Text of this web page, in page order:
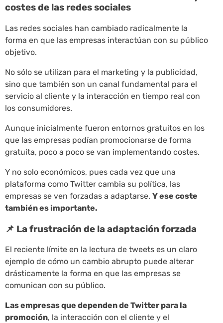
costes de las redes sociales
Las redes sociales han cambiado radicalmente la
forma en que las empresas interactúan con su público
objetivo.
No sólo se utilizan para el marketing y la publicidad,
sino que también son un canal fundamental para el
servicio al cliente y la interacción en tiempo real con
los consumidores.
Aunque inicialmente fueron entornos gratuitos en los
que las empresas podían promocionarse de forma
gratuita, poco a poco se van implementando costes.
Y no solo económicos, pues cada vez que una
plataforma como Twitter cambia su política, las
empresas se ven forzadas a adaptarse. Y ese coste
también es importante.
📌 La frustración de la adaptación forzada
El reciente límite en la lectura de tweets es un claro
ejemplo de cómo un cambio abrupto puede alterar
drásticamente la forma en que las empresas se
comunican con su público.
Las empresas que dependen de Twitter para la
promoción, la interacción con el cliente y el